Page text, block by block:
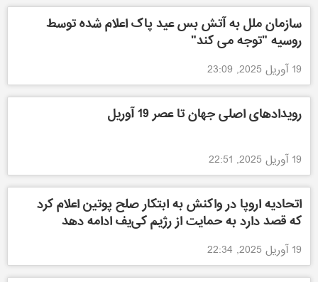
سازمان ملل به آتش بس عید پاک اعلام شده توسط
روسیه "توجه می کند"
19 آوریل 2025, 23:09
رویدادهای اصلی جهان تا عصر 19 آوریل
19 آوریل 2025, 22:51
اتحادیه اروپا در واکنش به ابتکار صلح پوتین اعلام کرد
که قصد دارد به حمایت از رژیم کی‌یف ادامه دهد
19 آوریل 2025, 22:34